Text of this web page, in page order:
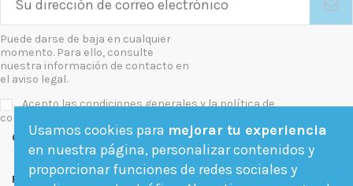
Puede darse de baja en cualquier
momento. Para ello, consulte
nuestra información de contacto en
el aviso legal.
Acepto las condiciones generales y la política de
confidencialidad
Contact us
Follow us
Usamos cookies para mejorar tu experiencia
en nuestra página, personalizar contenidos y
proporcionar funciones de redes sociales y